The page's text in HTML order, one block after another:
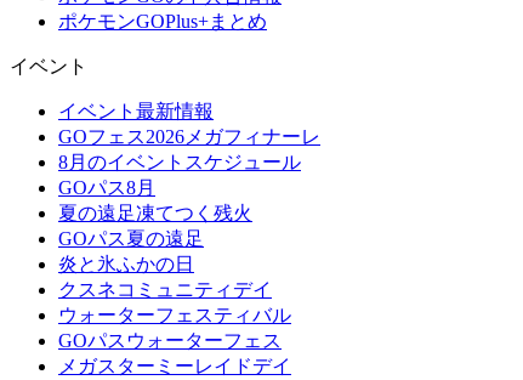
ポケモンGOPlus+まとめ
イベント
イベント最新情報
GOフェス2026メガフィナーレ
8月のイベントスケジュール
GOパス8月
夏の遠足凍てつく残火
GOパス夏の遠足
炎と氷ふかの日
クスネコミュニティデイ
ウォーターフェスティバル
GOパスウォーターフェス
メガスターミーレイドデイ